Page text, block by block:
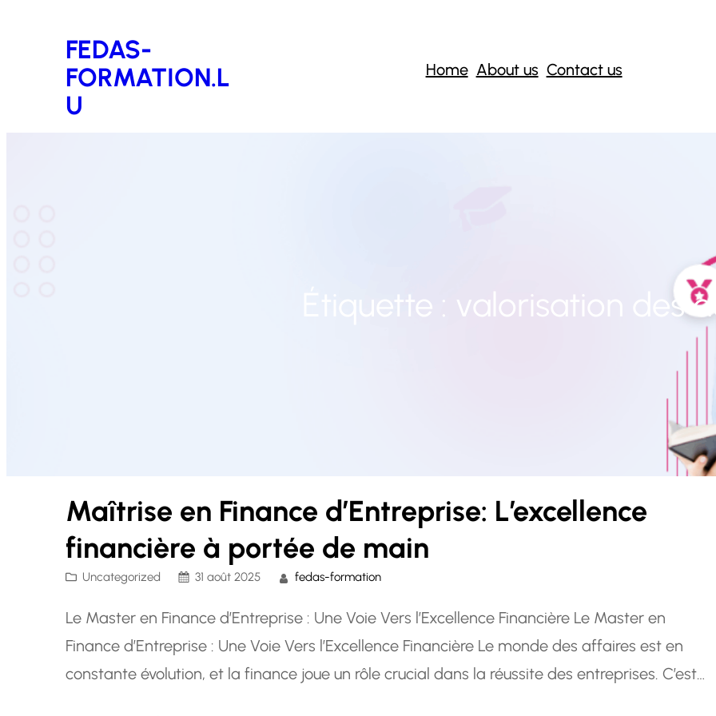
FEDAS-
FORMATION.L
U
Home About us Contact us
Étiquette : valorisation des
Maîtrise en Finance d’Entreprise: L’excellence
financière à portée de main
Uncategorized 31 août 2025 fedas-formation
Le Master en Finance d’Entreprise : Une Voie Vers l’Excellence Financière Le Master en
Finance d’Entreprise : Une Voie Vers l’Excellence Financière Le monde des affaires est en
constante évolution, et la finance joue un rôle crucial dans la réussite des entreprises. C’est